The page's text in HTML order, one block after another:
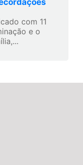
com 11
e o